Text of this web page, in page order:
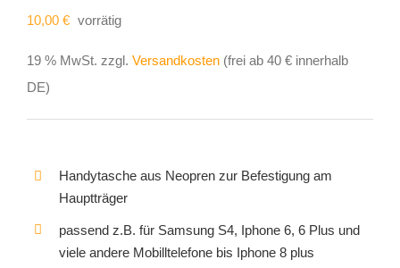
10,00 € vorrätig
19 % MwSt. zzgl. Versandkosten (frei ab 40 € innerhalb
DE)
Handytasche aus Neopren zur Befestigung am
Hauptträger
passend z.B. für Samsung S4, Iphone 6, 6 Plus und
viele andere Mobilltelefone bis Iphone 8 plus